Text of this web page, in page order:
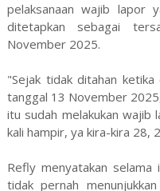
pelaksanaan wajib lapor
ditetapkan sebagai
November 2025.
"Sejak tidak ditahan
tanggal 13 November
itu sudah melakukan wajib
kali hampir, ya kira-kira 28,
Refly menyatakan
tidak pernah